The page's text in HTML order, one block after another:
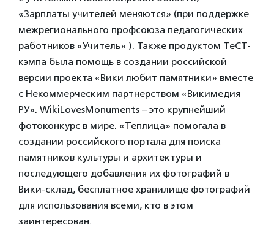
«Зарплаты учителей меняются» (при поддержке
межрегионального профсоюза педагогических
работников «Учитель» ). Также продуктом ТеСТ-
кэмпа была помощь в создании российской
версии проекта «Вики любит памятники» вместе
с Некоммерческим партнерством «Викимедия
РУ». WikiLovesMonuments – это крупнейший
фотоконкурс в мире. «Теплица» помогала в
создании российского портала для поиска
памятников культуры и архитектуры и
последующего добавления их фотографий в
Вики-склад, бесплатное хранилище фотографий
для использования всеми, кто в этом
заинтересован.